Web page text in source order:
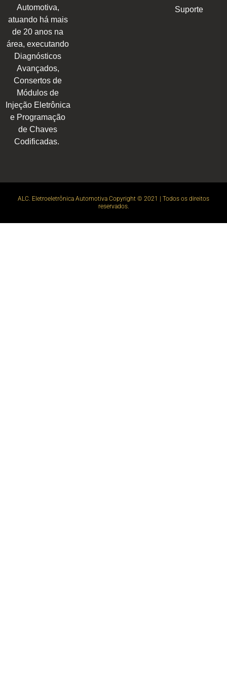
Automotiva,
atuando há mais
de 20 anos na
área, executando
Diagnósticos
Avançados,
Consertos de
Módulos de
Injeção Eletrônica
e Programação
de Chaves
Codificadas.
Suporte
ALC. Eletroeletrônica Automotiva Copyright © 2021 | Todos os direitos
reservados.